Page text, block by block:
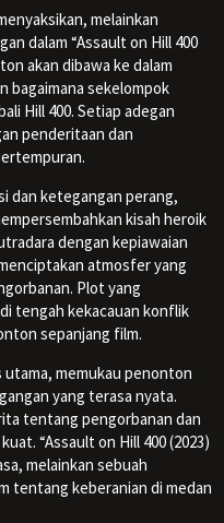
melainkan
dalam “Assault on Hill 400
akan dibawa ke dalam
bagaimana sekelompok
Hill 400. Setiap adegan
penderitaan dan
dan ketegangan perang,
kisah heroik
dengan kepiawaian
atmosfer yang
Plot yang
tengah kekacauan konflik
sepanjang film.
memukau penonton
yang terasa nyata.
tentang pengorbanan dan
“Assault on Hill 400 (2023)
melainkan sebuah
tentang keberanian di medan